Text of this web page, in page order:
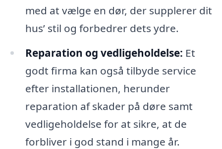
med at vælge en dør, der supplerer dit
hus’ stil og forbedrer dets ydre.
Reparation og vedligeholdelse: Et
godt firma kan også tilbyde service
efter installationen, herunder
reparation af skader på døre samt
vedligeholdelse for at sikre, at de
forbliver i god stand i mange år.